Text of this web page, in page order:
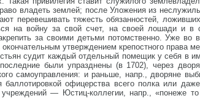
владеть землей; после Уложения из
перевешивать тяжесть обязанностей,
на войну за свой счет, на своей лошади и в
за своими детьми потомственно. Уже во
утверждением крепостного права
судит каждый отдельный помещик у себя в
были упразднены (в 1702), через
самоуправления: и раньше, напр., дворяне
офицерства всего полка или
учреждений — Юстиц-коллегии, напр., «понеже